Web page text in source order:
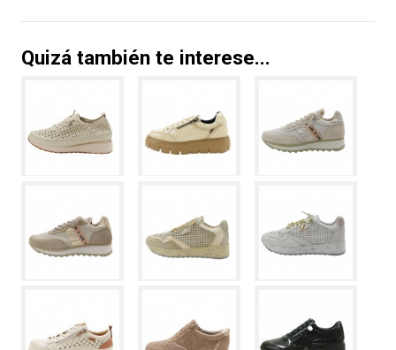
Quizá también te interese...